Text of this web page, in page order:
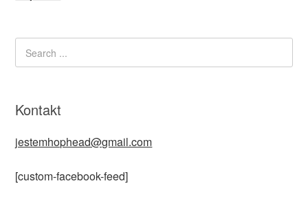
Kontakt
jestemhophead@gmail.com
[custom-facebook-feed]